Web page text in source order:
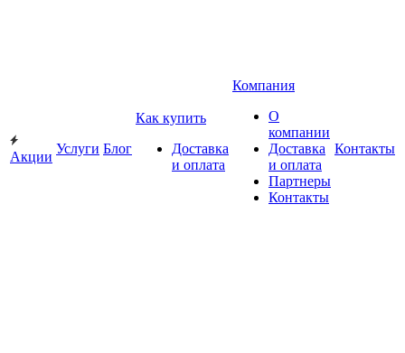
Акции
Услуги Блог
Как купить
Доставка
и оплата
Компания
О
компании
Доставка
и оплата
Партнеры
Контакты
Контакты